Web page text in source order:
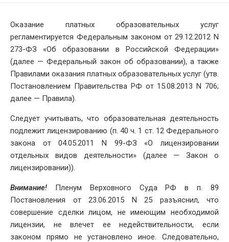
Оказание платных образовательных услуг
регламентируется Федеральным законом от 29.12.2012 N
273-ФЗ «Об образовании в Российской Федерации»
(далее — Федеральный закон об образовании), а также
Правилами оказания платных образовательных услуг (утв.
Постановлением Правительства РФ от 15.08.2013 N 706;
далее — Правила).
Следует учитывать, что образовательная деятельность
подлежит лицензированию (п. 40 ч. 1 ст. 12 Федерального
закона от 04.05.2011 N 99-ФЗ «О лицензировании
отдельных видов деятельности» (далее — Закон о
лицензировании)).
Внимание! Пленум Верховного Суда РФ в п. 89
Постановления от 23.06.2015 N 25 разъяснил, что
совершение сделки лицом, не имеющим необходимой
лицензии, не влечет ее недействительности, если
законом прямо не установлено иное. Следовательно,